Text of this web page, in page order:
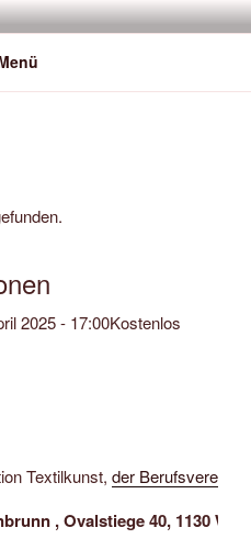
2025 - 17:00Kostenlos
Textilkunst, der
,Ovalstiege 40, 1130